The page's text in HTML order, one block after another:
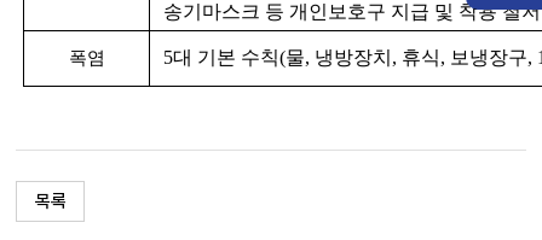
송기마스크 등 개인보호구 지급 및 착용 철저
폭염 5대 기본 수칙(물, 냉방장치, 휴식, 보냉장구,
목록